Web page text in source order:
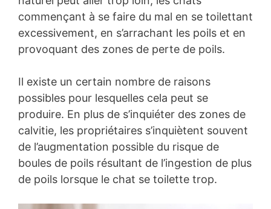
commençant à se faire du mal en se toilettant
excessivement, en s’arrachant les poils et en
provoquant des zones de perte de poils.
Il existe un certain nombre de raisons
possibles pour lesquelles cela peut se
produire. En plus de s’inquiéter des zones de
calvitie, les propriétaires s’inquiètent souvent
de l’augmentation possible du risque de
boules de poils résultant de l’ingestion de plus
de poils lorsque le chat se toilette trop.